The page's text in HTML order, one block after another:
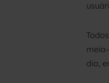
dia,